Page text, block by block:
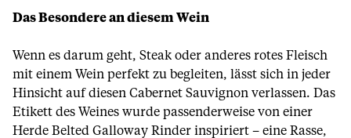
Das Besondere an diesem Wein
Wenn es darum geht, Steak oder anderes rotes Fleisch
mit einem Wein perfekt zu begleiten, lässt sich in jeder
Hinsicht auf diesen Cabernet Sauvignon verlassen. Das
Etikett des Weines wurde passenderweise von einer
Herde Belted Galloway Rinder inspiriert – eine Rasse,